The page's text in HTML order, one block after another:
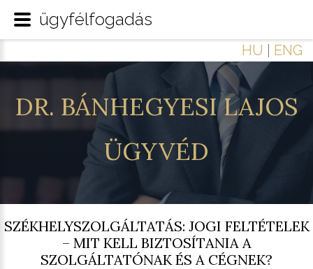
HU ENG
DR. BÁNHEGYESI LAJOS
ÜGYVÉD
SZÉKHELYSZOLGÁLTATÁS: JOGI FELTÉTELEK
– MIT KELL BIZTOSÍTANIA A
SZOLGÁLTATÓNAK ÉS A CÉGNEK?
ügyfélfogadás